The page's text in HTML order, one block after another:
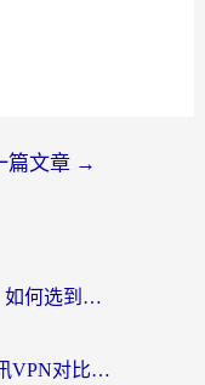
篇文章 →
海外党连中国VPN避坑指南：如何选到真正能无缝刷国内资源的加速器？
快帆TV版VPN好用吗？和腾讯VPN对比哪个回国效果更好？海外党必看的真实体验指南